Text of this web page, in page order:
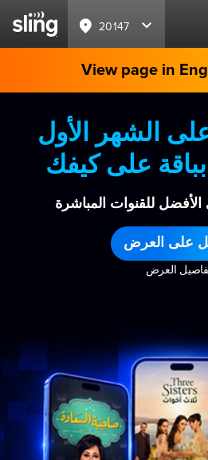
20147
View page in
٥٠٪ على الشهر الأول
على كيفك
الأفضل للقنوات المباشرة
على العرض
العرض